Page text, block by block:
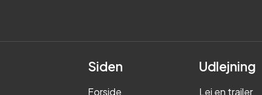
Siden
Forside
Udlejning
Lej en trailer